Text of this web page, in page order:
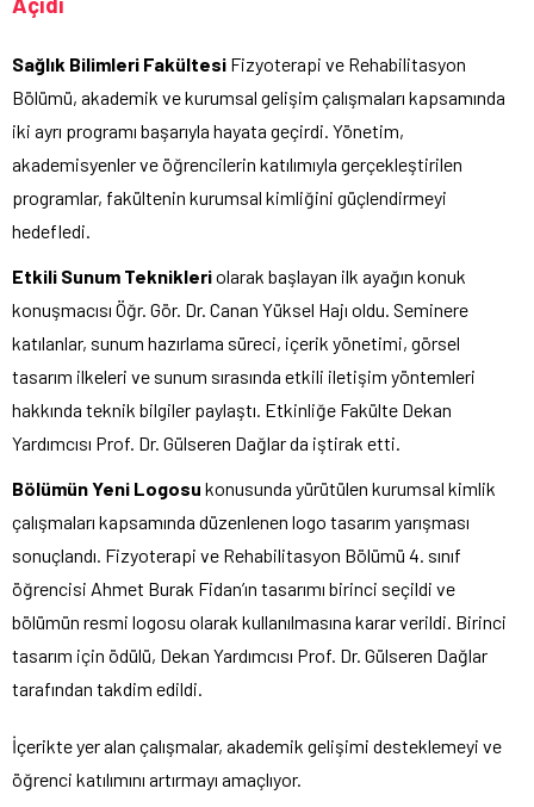
Sağlık Bilimleri Fakültesi Fizyoterapi ve Rehabilitasyon
Bölümü, akademik ve kurumsal gelişim çalışmaları kapsamında
iki ayrı programı başarıyla hayata geçirdi. Yönetim,
akademisyenler ve öğrencilerin katılımıyla gerçekleştirilen
programlar, fakültenin kurumsal kimliğini güçlendirmeyi
hedefledi.
Etkili Sunum Teknikleriolarak başlayan ilk ayağın konuk
konuşmacısı Öğr. Gör. Dr. Canan Yüksel Hajı oldu. Seminere
katılanlar, sunum hazırlama süreci, içerik yönetimi, görsel
tasarım ilkeleri ve sunum sırasında etkili iletişim yöntemleri
hakkında teknik bilgiler paylaştı. Etkinliğe Fakülte Dekan
Yardımcısı Prof. Dr. Gülseren Dağlar da iştirak etti.
Bölümün Yeni Logosu konusunda yürütülen kurumsal kimlik
çalışmaları kapsamında düzenlenen logo tasarım yarışması
sonuçlandı. Fizyoterapi ve Rehabilitasyon Bölümü 4. sınıf
öğrencisi Ahmet Burak Fidan’ın tasarımı birinci seçildi ve
bölümün resmi logosu olarak kullanılmasına karar verildi. Birinci
tasarım için ödülü, Dekan Yardımcısı Prof. Dr. Gülseren Dağlar
tarafından takdim edildi.
İçerikte yer alan çalışmalar, akademik gelişimi desteklemeyi ve
öğrenci katılımını artırmayı amaçlıyor.